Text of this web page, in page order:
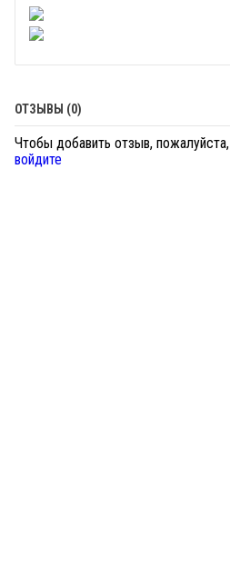
ОТЗЫВЫ (0)
Чтобы добавить отзыв, пожалуйста,
войдите